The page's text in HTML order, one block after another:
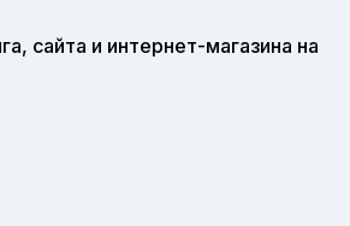
сайта и интернет-магазина на